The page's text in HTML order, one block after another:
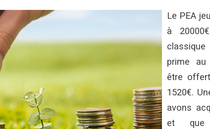
Le PEA
à
classique
prime au
être
1520€.
avons
et que